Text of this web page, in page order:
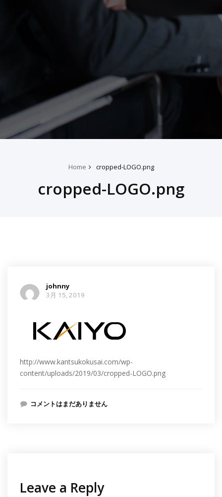
Home cropped-LOGO.png
cropped-LOGO.png
johnny
3月 15, 2019
http://www.kantsukokusai.com/wp-
content/uploads/2019/03/cropped-LOGO.png
コメントはまだありません
Leave a Reply